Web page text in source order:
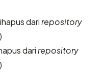
darirepository
)
darirepository
)